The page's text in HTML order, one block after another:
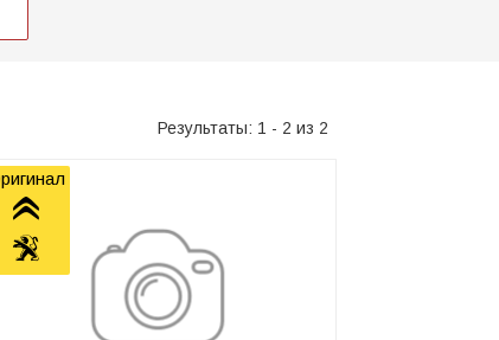
Результаты: 1 - 2 из 2